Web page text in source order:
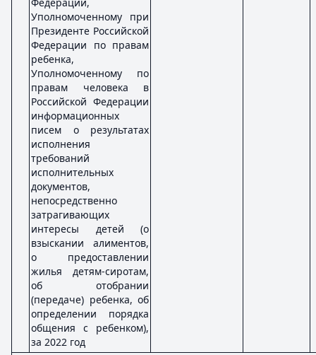
Уполномоченному при
Президенте Российской
Федерации по правам
ребенка,
Уполномоченному по
правам человека в
Российской Федерации
информационных
писем о результатах
исполнения
требований
исполнительных
документов,
непосредственно
затрагивающих
интересы детей (о
взыскании алиментов,
о предоставлении
жилья детям-сиротам,
об отобрании
(передаче) ребенка, об
определении порядка
общения с ребенком),
за 2022 год